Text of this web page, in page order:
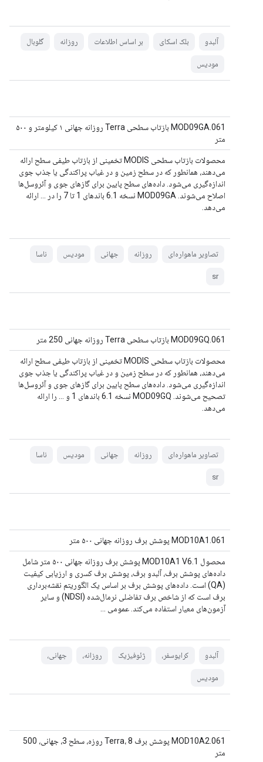
آلبدو بلک اسکای بر اساس اطلاعات روزانه گلوبال
مودیس
MOD09GA.061 بازتاب سطحی Terra روزانه جهانی ۱ کیلومتر و ۵۰۰
متر
محصولات بازتاب سطحی MODIS تخمینی از بازتاب طیفی سطح ارائه
می‌دهند، همانطور که در سطح زمین و در غیاب پراکندگی یا جذب جوی
اندازه‌گیری می‌شود. داده‌های سطح پایین برای گازهای جوی و آئروسل‌ها
اصلاح می‌شوند. MOD09GA نسخه 6.1 باندهای 1 تا 7 را در ... ارائه
می‌دهد.
تصاویر ماهواره‌ای روزانه جهانی مودیس ناسا
sr
MOD09GQ.061 بازتاب سطحی Terra روزانه جهانی 250 متر
محصولات بازتاب سطحی MODIS تخمینی از بازتاب طیفی سطح ارائه
می‌دهند، همانطور که در سطح زمین و در غیاب پراکندگی یا جذب جوی
اندازه‌گیری می‌شود. داده‌های سطح پایین برای گازهای جوی و آئروسل‌ها
تصحیح می‌شوند. MOD09GQ نسخه 6.1 باندهای 1 و ... را ارائه
می‌دهد.
تصاویر ماهواره‌ای روزانه جهانی مودیس ناسا
sr
MOD10A1.061 پوشش برف روزانه جهانی ۵۰۰ متر
محصول MOD10A1 V6.1 پوشش برف روزانه جهانی ۵۰۰ متر شامل
داده‌های پوشش برف، آلبدو برف، پوشش برف کسری و ارزیابی کیفیت
(QA) است. داده‌های پوشش برف بر اساس یک الگوریتم نقشه‌برداری
برف است که از شاخص برف تفاضلی نرمال‌شده (NDSI) و سایر
آزمون‌های معیار استفاده می‌کند. عمومی ...
آلبدو کرایوسفر، ژئوفیزیک روزانه، جهانی،
مودیس
MOD10A2.061 پوشش برف Terra، 8 روزه، سطح 3، جهانی، 500
متر